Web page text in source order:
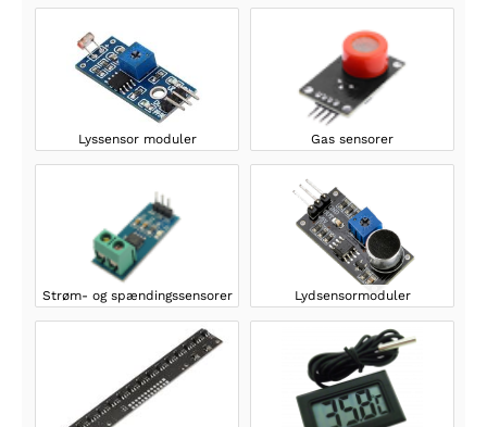
Lyssensor moduler Gas sensorer
Strøm- og spændingssensorer Lydsensormoduler